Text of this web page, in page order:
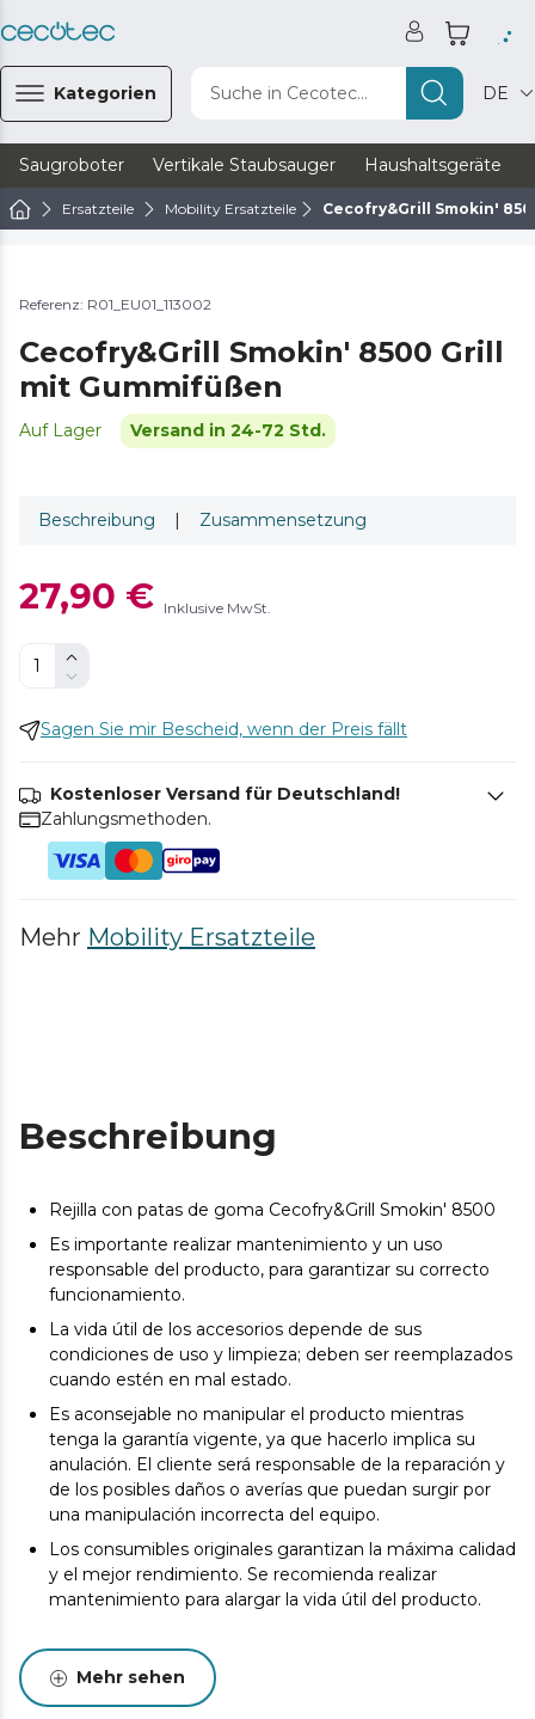
Kategorien Suche in Cecotec... DE
Saugroboter Vertikale Staubsauger Haushaltsgeräte
Ersatzteile Mobility Ersatzteile Cecofry&Grill Smokin'
Referenz: R01_EU01_113002
Cecofry&Grill Smokin' 8500 Grill
mit Gummifüßen
Auf Lager Versand in 24-72 Std.
Beschreibung | Zusammensetzung
27,90 € Inklusive MwSt.
Sagen Sie mir Bescheid, wenn der Preis fällt
Kostenloser Versand für Deutschland!
Zahlungsmethoden.
Mehr Mobility Ersatzteile
Beschreibung
Rejilla con patas de goma Cecofry&Grill Smokin' 8500
Es importante realizar mantenimiento y un uso
responsable del producto, para garantizar su correcto
funcionamiento.
La vida útil de los accesorios depende de sus
condiciones de uso y limpieza; deben ser reemplazados
cuando estén en mal estado.
Es aconsejable no manipular el producto mientras
tenga la garantía vigente, ya que hacerlo implica su
anulación. El cliente será responsable de la reparación y
de los posibles daños o averías que puedan surgir por
una manipulación incorrecta del equipo.
Los consumibles originales garantizan la máxima calidad
y el mejor rendimiento. Se recomienda realizar
mantenimiento para alargar la vida útil del producto.
Mehr sehen